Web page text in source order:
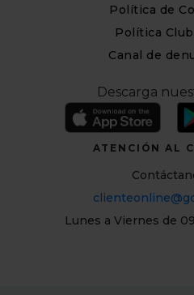
Política de
Política Club
Canal de
Descarga
ATENCIÓN AL
Lunes a Viernes de